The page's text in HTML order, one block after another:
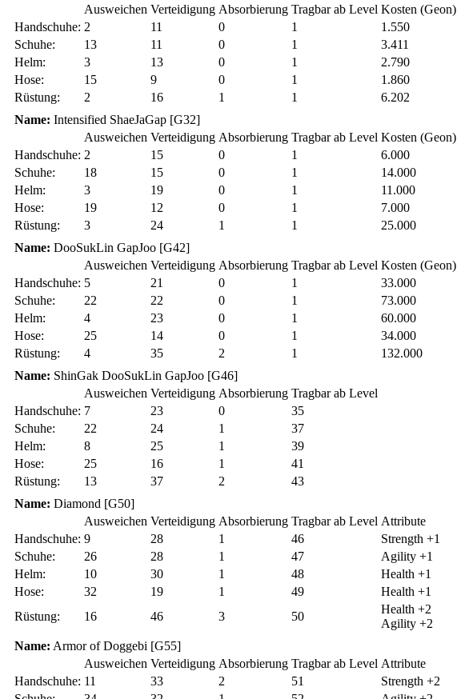
Ausweichen Verteidigung Absorbierung Tragbar ab Level Kosten (Geon)
Handschuhe: 2 11 0 1
1.550
Schuhe:
13 11 0 1
3.411
Helm:
3 13 0 1
2.790
Hose:
15 9 0 1
1.860
Rüstung:
2 16 1 1
6.202
Name: Intensified ShaeJaGap [G32]
Ausweichen Verteidigung Absorbierung Tragbar ab Level Kosten (Geon)
Handschuhe: 2 15 0 1
6.000
Schuhe:
18 15 0 1
14.000
Helm:
3 19 0 1
11.000
Hose:
19 12 0 1
7.000
Rüstung:
3 24 1 1
25.000
Name: DooSukLin GapJoo [G42]
Ausweichen Verteidigung Absorbierung Tragbar ab Level Kosten (Geon)
Handschuhe: 5 21 0 1
33.000
Schuhe:
22 22 0 1
73.000
Helm:
4 23 0 1
60.000
Hose:
25 14 0 1
34.000
Rüstung:
4 35 2 1
132.000
Name: ShinGak DooSukLin GapJoo [G46]
Ausweichen Verteidigung Absorbierung Tragbar ab Level
Handschuhe: 7 23 0
35
Schuhe:
22 24 1
37
Helm:
8 25 1
39
Hose:
25 16 1
41
Rüstung:
13 37 2
43
Name: Diamond [G50]
Ausweichen Verteidigung Absorbierung Tragbar ab Level Attribute
Handschuhe: 9 28 1 46
Strength +1
Schuhe:
26 28 1 47
Agility +1
Helm:
10 30 1 48
Health +1
Hose:
32 19 1 49
Health +1
Rüstung:
16 46 3 50
Health +2
Agility +2
Name: Armor of Doggebi [G55]
Ausweichen Verteidigung Absorbierung Tragbar ab Level Attribute
Handschuhe: 11 33 2 51
Strength +2